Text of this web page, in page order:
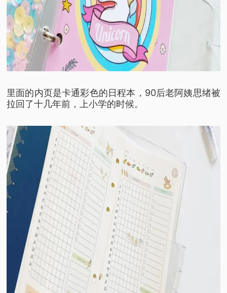
里面的内页是卡通彩色的日程本， 90后老阿姨思绪被
拉回了十几年前，
上小学的时候。